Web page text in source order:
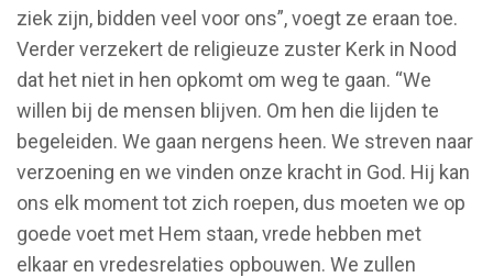
ziek zijn, bidden veel voor ons”, voegt ze eraan toe.
Verder verzekert de religieuze zuster Kerk in Nood
dat het niet in hen opkomt om weg te gaan. “We
willen bij de mensen blijven. Om hen die lijden te
begeleiden. We gaan nergens heen. We streven naar
verzoening en we vinden onze kracht in God. Hij kan
ons elk moment tot zich roepen, dus moeten we op
goede voet met Hem staan, vrede hebben met
elkaar en vredesrelaties opbouwen. We zullen